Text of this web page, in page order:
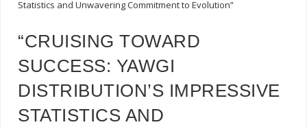
“CRUISING TOWARD
SUCCESS: YAWGI
DISTRIBUTION’S IMPRESSIVE
STATISTICS AND